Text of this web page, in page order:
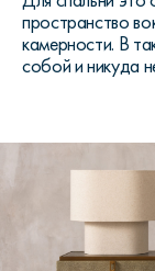
пространство
камерности. В
собой и никуда